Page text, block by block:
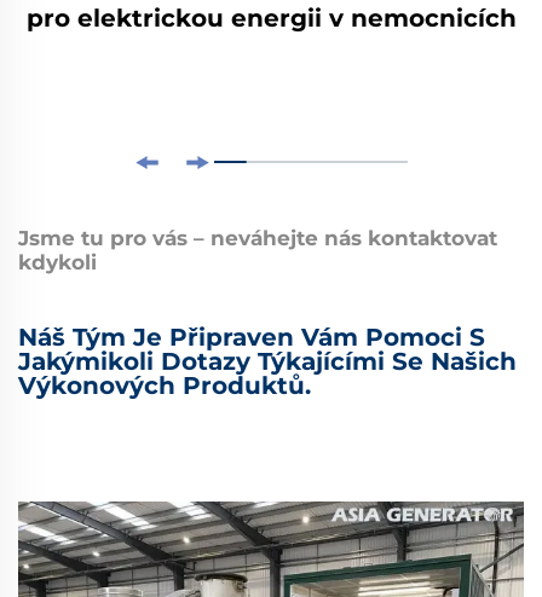
pro elektrickou energii v nemocnicích
Jsme tu pro vás – neváhejte nás kontaktovat
kdykoli
Náš Tým Je Připraven Vám Pomoci S
Jakýmikoli Dotazy Týkajícími Se Našich
Výkonových Produktů.